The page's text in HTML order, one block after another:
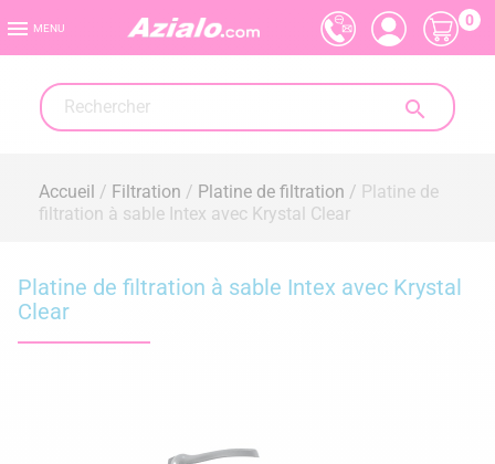
 MENU

0
Accueil Filtration Platine de filtration
Platine de
filtration à sable Intex avec Krystal Clear
Platine de filtration à sable Intex avec Krystal
Clear